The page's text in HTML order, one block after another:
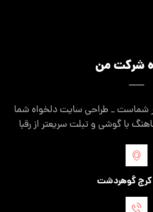
شرکت من
_ طراحی سایت دلخواه شما
با گوشی و تبلت سریعتر از رقبا
کرج گوهردشت